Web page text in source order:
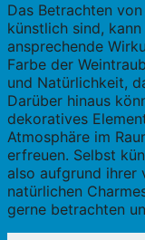
Das Betrachten
künstlich sind,
ansprechende
Farbe der
und Natürlichkeit,
Darüber hinaus
dekoratives
Atmosphäre im
erfreuen. Selbst
also aufgrund ihrer
natürlichen
gerne betrachten